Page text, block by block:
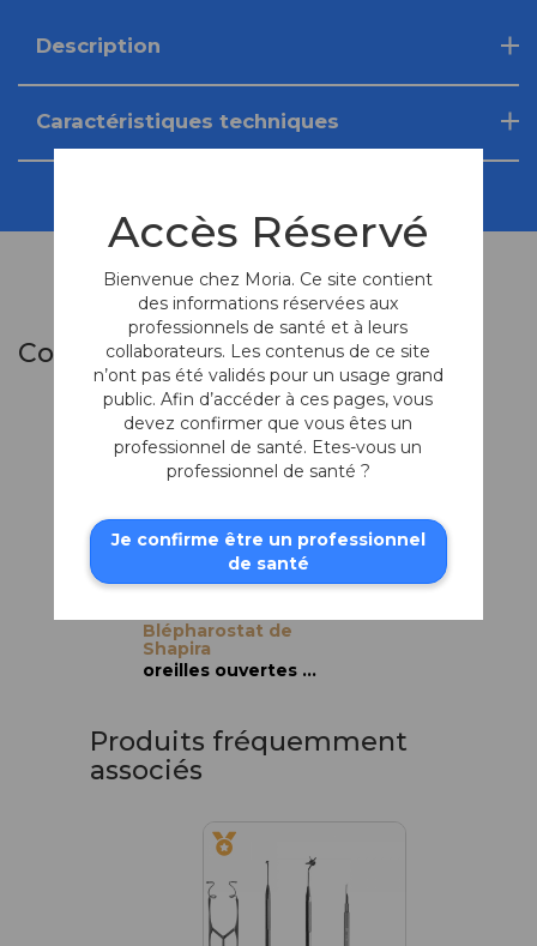
Description
Caractéristiques techniques
Composants du Set
Blépharostat de
Shapira
oreilles ouvertes et larges, adulte
Produits fréquemment
associés
Accès Réservé
Bienvenue chez Moria. Ce site contient
des informations réservées aux
professionnels de santé et à leurs
collaborateurs. Les contenus de ce site
n’ont pas été validés pour un usage grand
public. Afin d’accéder à ces pages, vous
devez confirmer que vous êtes un
professionnel de santé. Etes-vous un
professionnel de santé ?
Je confirme être un professionnel
de santé